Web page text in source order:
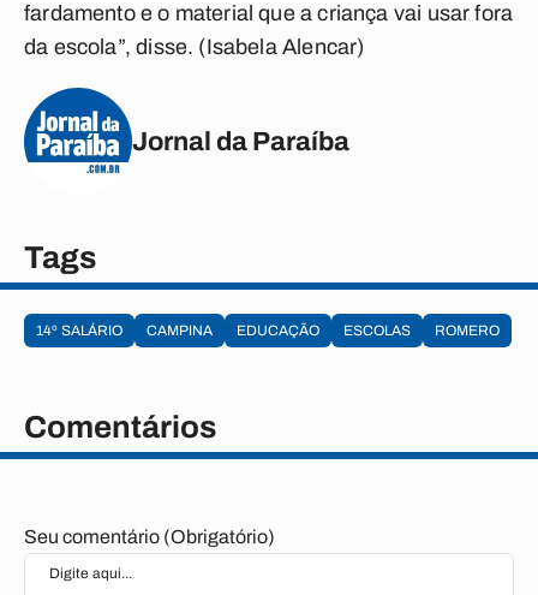
fardamento e o material que a criança vai usar fora
da escola”, disse. (Isabela Alencar)
Jornal da Paraíba
Tags
14º SALÁRIO CAMPINA EDUCAÇÃO ESCOLAS ROMERO
Comentários
Seu comentário (Obrigatório)